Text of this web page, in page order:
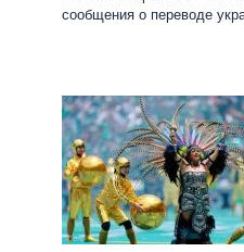
сообщения о переводе